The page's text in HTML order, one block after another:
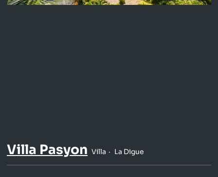
Villa Pasyon Villa La Digue